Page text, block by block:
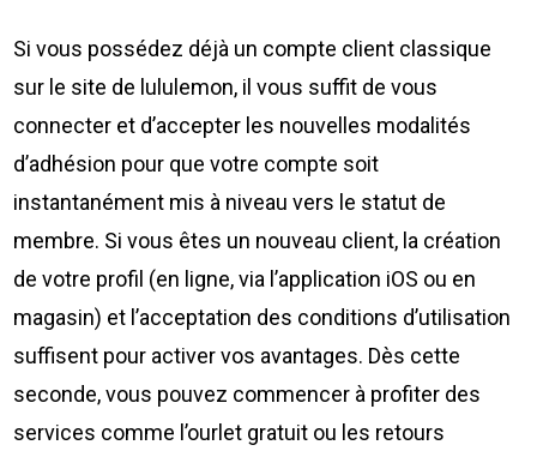
Si vous possédez déjà un compte client classique
sur le site de lululemon, il vous suffit de vous
connecter et d’accepter les nouvelles modalités
d’adhésion pour que votre compte soit
instantanément mis à niveau vers le statut de
membre. Si vous êtes un nouveau client, la création
de votre profil (en ligne, via l’application iOS ou en
magasin) et l’acceptation des conditions d’utilisation
suffisent pour activer vos avantages. Dès cette
seconde, vous pouvez commencer à profiter des
services comme l’ourlet gratuit ou les retours